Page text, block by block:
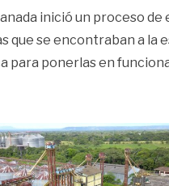
inició un proceso de
que se encontraban a la
para ponerlas en